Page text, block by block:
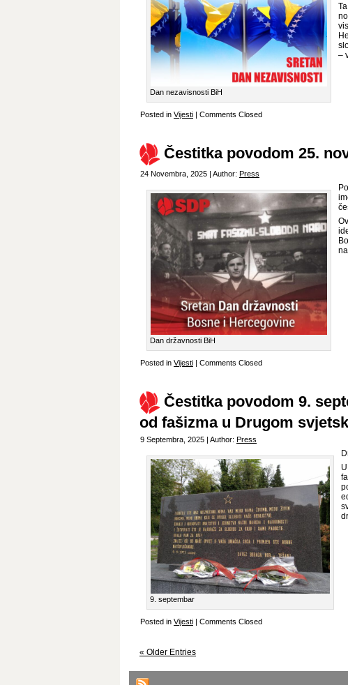
Dan nezavisnosti BiH
–
Posted in Vijesti | Comments Closed
Čestitka povodom 25.
24 Novembra, 2025 | Author: Press
Dan državnosti BiH
Posted in Vijesti | Comments Closed
Čestitka povodom 9.
od fašizma u Drugom
9 Septembra, 2025 | Author: Press
9. septembar
Posted in Vijesti Comments Closed
« Older Entries